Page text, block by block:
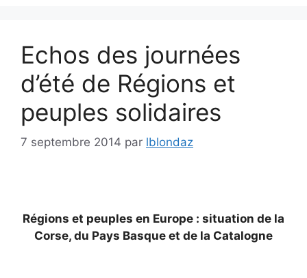
Echos des journées
d’été de Régions et
peuples solidaires
7 septembre 2014 par lblondaz
Régions et peuples en Europe : situation de la
Corse, du Pays Basque et de la Catalogne